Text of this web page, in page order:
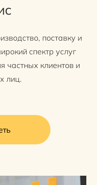
поставку и
спектр услуг
частных клиентов и
лиц.